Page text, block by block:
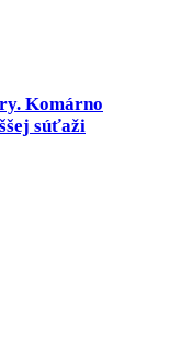
Komárno
súťaži